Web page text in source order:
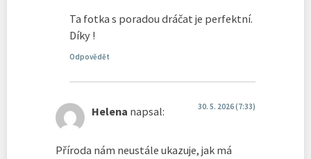
Ta fotka s poradou dráčat je perfektní.
Díky !
Odpovědět
Helena napsal: 30. 5. 2026 (7:33)
Příroda nám neustále ukazuje, jak má